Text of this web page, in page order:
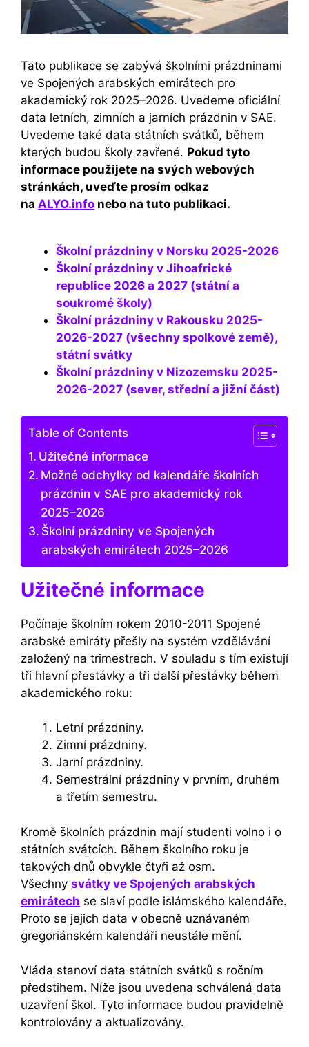
Tato publikace se zabývá školními prázdninami
ve Spojených arabských emirátech pro
akademický rok 2025–2026. Uvedeme oficiální
data letních, zimních a jarních prázdnin v SAE.
Uvedeme také data státních svátků, během
kterých budou školy zavřené. Pokud tyto
informace použijete na svých webových
stránkách, uveďte prosím odkaz
na ALYO.info nebo na tuto publikaci.
Školní prázdniny v Norsku 2025-2026
Školní prázdniny v Jihoafrické
republice 2026 a 2027 (státní a
soukromé školy)
Školní prázdniny v Rakousku 2025-
2026-2027 (všechny spolkové země),
státní svátky
Školní prázdniny v Nizozemsku 2025-
2026-2027 (sever, střední a jižní část)
Table of Contents
Užitečné informace
Možné odchylky od kalendáře školních
prázdnin v SAE pro akademický rok
2025–2026
Školní prázdniny ve Spojených
arabských emirátech 2025–2026
Užitečné informace
Počínaje školním rokem 2010-2011 Spojené
arabské emiráty přešly na systém vzdělávání
založený na trimestrech. V souladu s tím existují
tři hlavní přestávky a tři další přestávky během
akademického roku:
Letní prázdniny.
Zimní prázdniny.
Jarní prázdniny.
Semestrální prázdniny v prvním, druhém
a třetím semestru.
Kromě školních prázdnin mají studenti volno i o
státních svátcích. Během školního roku je
takových dnů obvykle čtyři až osm.
Všechny svátky ve Spojených arabských
emirátech se slaví podle islámského kalendáře.
Proto se jejich data v obecně uznávaném
gregoriánském kalendáři neustále mění.
Vláda stanoví data státních svátků s ročním
předstihem. Níže jsou uvedena schválená data
uzavření škol. Tyto informace budou pravidelně
kontrolovány a aktualizovány.